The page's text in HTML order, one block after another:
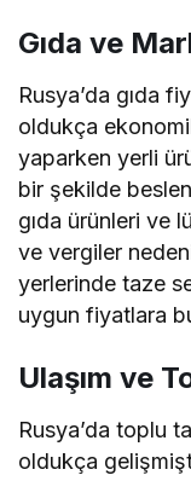
Gıda ve
Rusya’da gıda
oldukça
yaparken yerli
bir şekilde
gıda ürünleri ve
ve vergiler
yerlerinde taze
uygun fiyatlara
Ulaşım ve
Rusya’da toplu
oldukça